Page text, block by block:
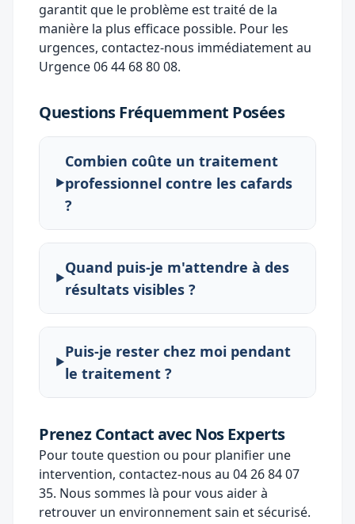
garantit que le problème est traité de la
manière la plus efficace possible. Pour les
urgences, contactez-nous immédiatement au
Urgence 06 44 68 80 08.
Questions Fréquemment Posées
Combien coûte un traitement
professionnel contre les cafards
?
Quand puis-je m'attendre à des
résultats visibles ?
Puis-je rester chez moi pendant
le traitement ?
Prenez Contact avec Nos Experts
Pour toute question ou pour planifier une
intervention, contactez-nous au 04 26 84 07
35. Nous sommes là pour vous aider à
retrouver un environnement sain et sécurisé.